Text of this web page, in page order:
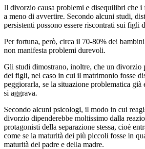
Il divorzio causa problemi e disequilibri che i
a meno di avvertire. Secondo alcuni studi,
persistenti possono essere riscontrati sui figli
Per fortuna, però, circa il 70-80% dei
non manifesta problemi durevoli.
Gli studi dimostrano, inoltre, che un divorzio
dei figli, nel caso in cui il matrimonio fosse
peggiorarla, se la situazione problematica già
si aggrava.
Secondo alcuni psicologi, il modo in cui
divorzio dipenderebbe moltissimo dalla
protagonisti della separazione stessa, cioè
come se la maturità dei più piccoli fosse in
maturità del padre e della madre.